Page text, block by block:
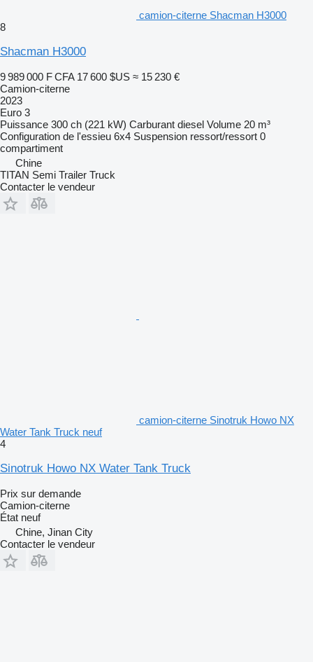
camion-citerne Shacman H3000
8
Shacman H3000
9 989 000 F CFA 17 600 $US ≈ 15 230 €
Camion-citerne
2023
Euro 3
Puissance 300 ch (221 kW) Carburant diesel Volume 20 m³
Configuration de l'essieu 6x4 Suspension ressort/ressort 0
compartiment
Chine
TITAN Semi Trailer Truck
Contacter le vendeur
camion-citerne Sinotruk Howo NX
Water Tank Truck neuf
4
Sinotruk Howo NX Water Tank Truck
Prix sur demande
Camion-citerne
État neuf
Chine, Jinan City
Contacter le vendeur